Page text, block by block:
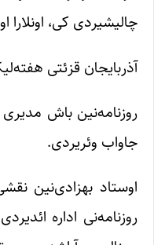
چالیشیردی کی،
آذربایجان قزئتی
روزنامه‌نین باش
جاواب وئریردی.
اوستاد بهزادی‌نین
روزنامه‌نی اداره